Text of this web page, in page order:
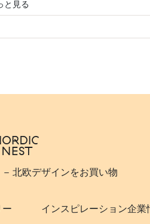
と見る
- 北欧デザインをお買い物
ー インスピレーション企業